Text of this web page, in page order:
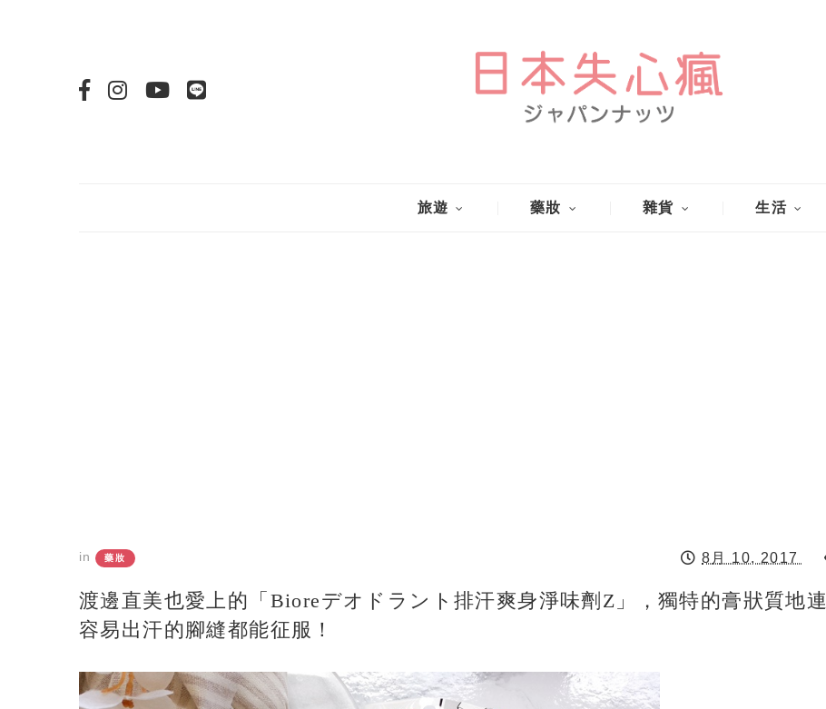
旅遊 藥妝 雜貨 生活
in 藥妝 8月 10, 2017
渡邊直美也愛上的「Bioreデオドラント排汗爽身淨味劑Z」，獨特的膏狀質地連
容易出汗的腳縫都能征服！